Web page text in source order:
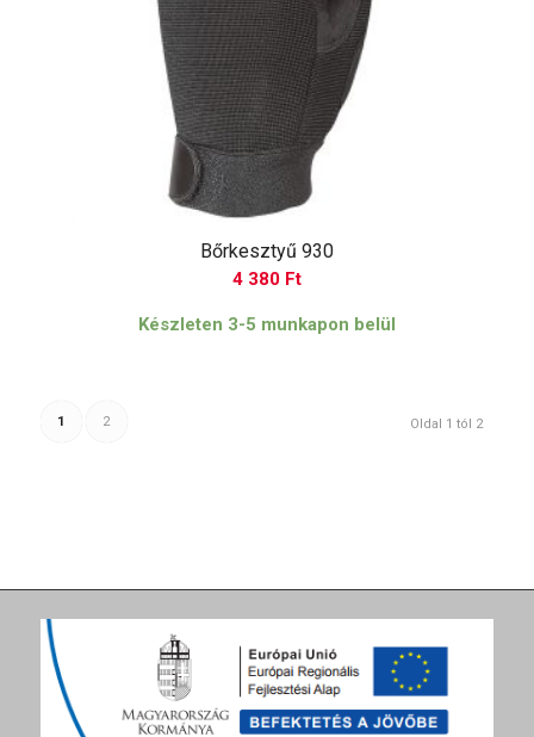
Bőrkesztyű 930
4 380 Ft
Készleten 3-5 munkapon belül
Oldal 1 tól 2
1 2